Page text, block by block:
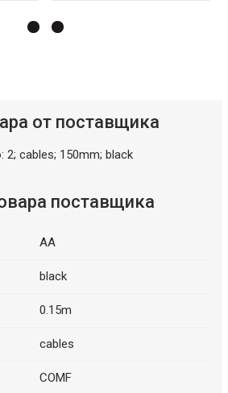
от поставщика
2; cables; 150mm; black
поставщика
AA
black
0.15m
cables
COMF